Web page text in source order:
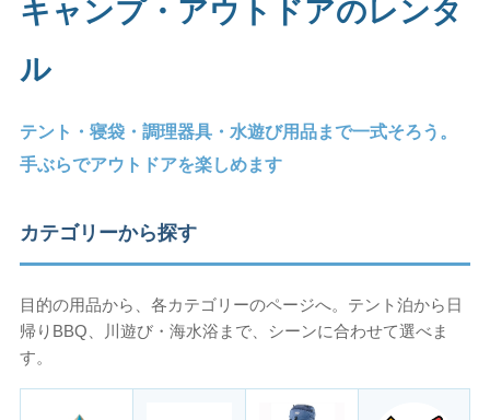
キャンプ・アウトドアのレンタ
ル
テント・寝袋・調理器具・水遊び用品まで一式そろう。
手ぶらでアウトドアを楽しめます
カテゴリーから探す
目的の用品から、各カテゴリーのページへ。テント泊から日
帰りBBQ、川遊び・海水浴まで、シーンに合わせて選べま
す。